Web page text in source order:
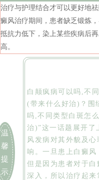
治疗与护理结合才可以更好地
癜风治疗期间，患者缺乏锻炼
抵抗力低下，染上某些疾病后
高。
温
馨
提
示
白颠疯病可以吗,不
(带来什么好治)？围
吗,不同类型白斑怎
治)”这一话题展开了
风发病对其外貌及
响。一旦患上白癜风
但是因为患者对于白
深入，所以治疗起来